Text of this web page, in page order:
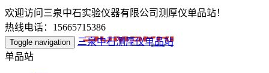
欢迎访问三泉中石实验仪器有限公司测厚仪单品站！
热线电话：15665715386
Toggle navigation
三泉中石测厚仪单品站
单品站